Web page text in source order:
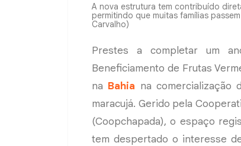
A nova estrutura tem contribuído
permitindo que muitas famílias
Carvalho)
Prestes a completar um
Beneficiamento de Frutas
na Bahia na comercialização
maracujá. Gerido pela
(Coopchapada), o espaço
tem despertado o interesse